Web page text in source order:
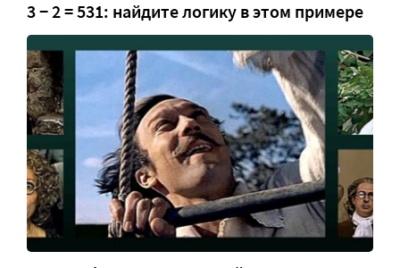
3 − 2 = 531: найдите логику в этом примере